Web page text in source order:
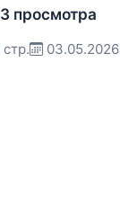
просмотра
03.05.2026